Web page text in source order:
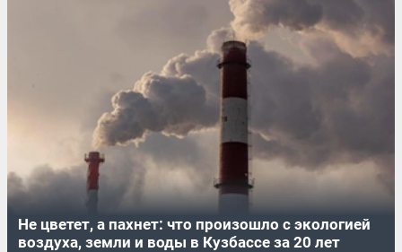
Не цветет, а пахнет: что произошло с экологией
воздуха, земли и воды в Кузбассе за 20 лет